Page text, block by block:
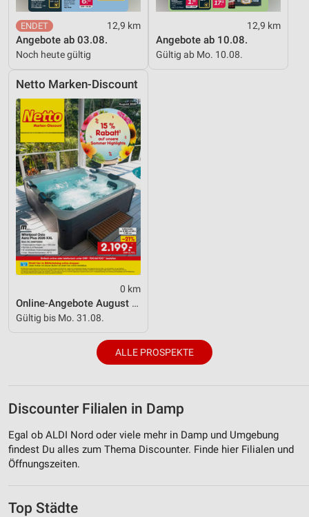
12,9 km
Angebote ab 03.08.
Noch heute gültig
12,9 km
Angebote ab 10.08.
Gültig ab Mo. 10.08.
Netto Marken-Discount
0 km
Online-Angebote August 2026
Gültig bis Mo. 31.08.
ALLE PROSPEKTE
Discounter Filialen in Damp
Egal ob ALDI Nord oder viele mehr in Damp und Umgebung
findest Du alles zum Thema Discounter. Finde hier Filialen und
Öffnungszeiten.
Top Städte